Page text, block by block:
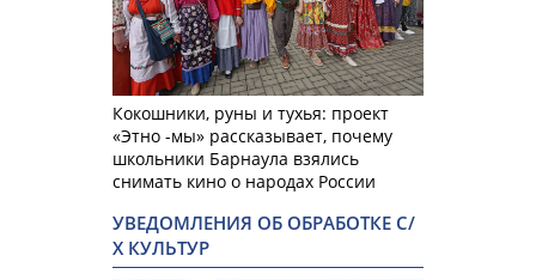
Кокошники, руны и тухья: проект
«Этно -мы» рассказывает, почему
школьники Барнаула взялись
снимать кино о народах России
УВЕДОМЛЕНИЯ ОБ ОБРАБОТКЕ С/
Х КУЛЬТУР